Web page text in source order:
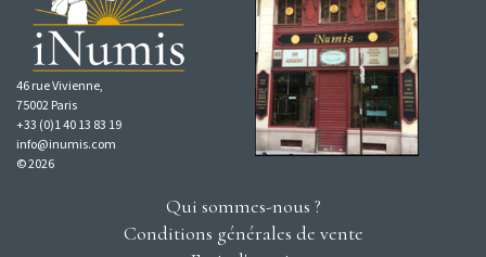
46 rue Vivienne,
75002 Paris
+33 (0)1 40 13 83 19
info@inumis.com
© 2026
Qui sommes-nous ?
Conditions générales de vente